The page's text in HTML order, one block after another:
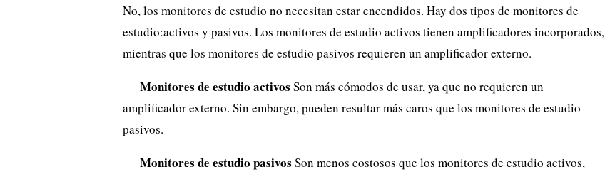
No, los monitores de estudio no necesitan estar encendidos. Hay dos tipos de monitores de
estudio:activos y pasivos. Los monitores de estudio activos tienen amplificadores incorporados,
mientras que los monitores de estudio pasivos requieren un amplificador externo.
Monitores de estudio activos Son más cómodos de usar, ya que no requieren un
amplificador externo. Sin embargo, pueden resultar más caros que los monitores de estudio
pasivos.
Monitores de estudio pasivos Son menos costosos que los monitores de estudio activos,